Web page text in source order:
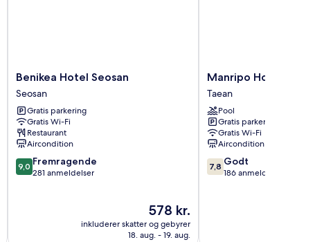
Benikea
Hotel
Seosan
Seosan
Benikea Hotel Seosan
Seosan
Gratis parkering
Gratis Wi-Fi
Restaurant
Aircondition
9.0
ud
9,0 Fremragende
281 anmeldelser
Prisen
er
578 kr.
578 kr.
inkluderer skatter og gebyrer
18. aug. - 19. aug.
Manripo
Hotel
Taean
Manripo Hotel
Taean
Pool
Gratis parkering
Gratis Wi-Fi
Aircondition
7.8
ud
7,8 Godt
186 anmeldelser